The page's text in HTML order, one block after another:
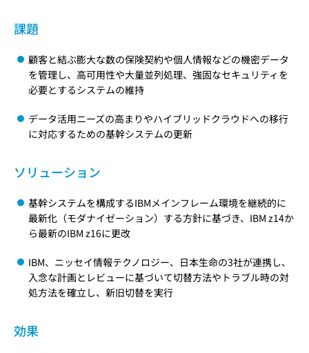
課題
顧客と結ぶ膨大な数の保険契約や個人情報などの機密データ
を管理し、高可用性や大量並列処理、強固なセキュリティを
必要とするシステムの維持
データ活用ニーズの高まりやハイブリッドクラウドへの移行
に対応するための基幹システムの更新
ソリューション
基幹システムを構成するIBMメインフレーム環境を継続的に
最新化（モダナイゼーション）する方針に基づき、IBM z14か
ら最新のIBM z16に更改
IBM、ニッセイ情報テクノロジー、日本生命の3社が連携し、
入念な計画とレビューに基づいて切替方法やトラブル時の対
処方法を確立し、新旧切替を実行
効果